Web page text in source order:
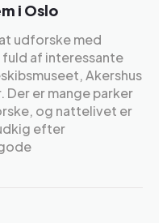
i Oslo
udforske med
fuld af interessante
Akershus
er mange parker
og nattelivet er
efter